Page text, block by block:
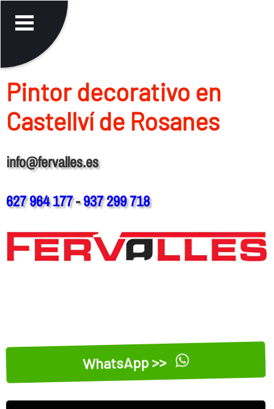
Pintor decorativo en
Castellví de Rosanes
info@fervalles.es
627 964 177-937 299 718
WhatsApp >>